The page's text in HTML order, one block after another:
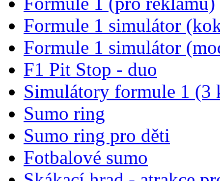
Formule 1 simulátor
Formule 1 simulátor
F1 Pit Stop - duo
Simulátory formule 1 (3
Sumo ring
Sumo ring pro děti
Fotbalové sumo